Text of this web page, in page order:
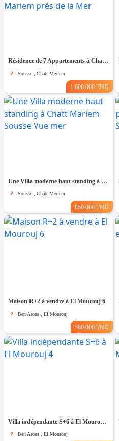
Résidence de 7 Appartements à Chatt Mariem prés de la Mer
Sousse , Chatt Meriem
1.600.000 TND
Une Villa moderne haut standing à Chatt Mariem Sousse Vue mer
Sousse , Chatt Meriem
850.000 TND
Maison R+2 à vendre à El Mourouj 6
Ben Arous , El Mourouj
580.000 TND
Villa indépendante S+6 à El Mourouj 4
Ben Arous , El Mourouj